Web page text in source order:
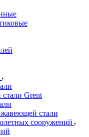
Grent
стали
сооружений